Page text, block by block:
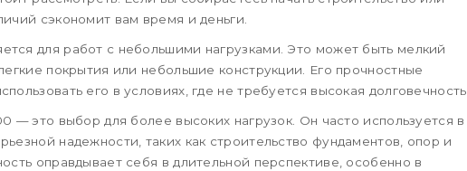
сэкономит вам время и деньги.
для работ с небольшими нагрузками. Это может быть мелкий
покрытия или небольшие конструкции. Его прочностные
его в условиях, где не требуется высокая долговечность.
— это выбор для более высоких нагрузок. Он часто используется в
надежности, таких как строительство фундаментов, опор и
оправдывает себя в длительной перспективе, особенно в